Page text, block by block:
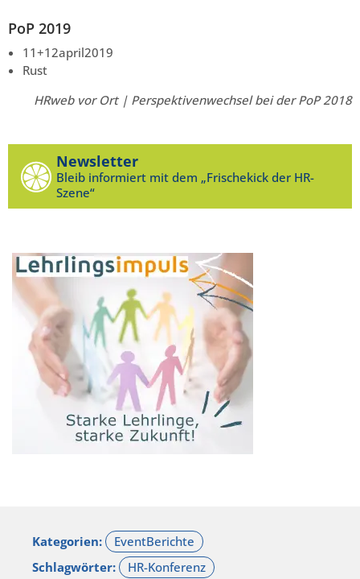
PoP 2019
11+12april2019
Rust
HRweb vor Ort | Perspektivenwechsel bei der PoP 2018
Newsletter
Bleib informiert mit dem „Frischekick der HR-
Szene“
Kategorien:
Schlagwörter: